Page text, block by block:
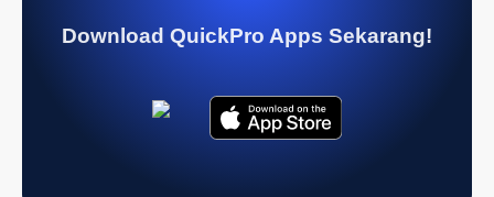
Download QuickPro Apps Sekarang!